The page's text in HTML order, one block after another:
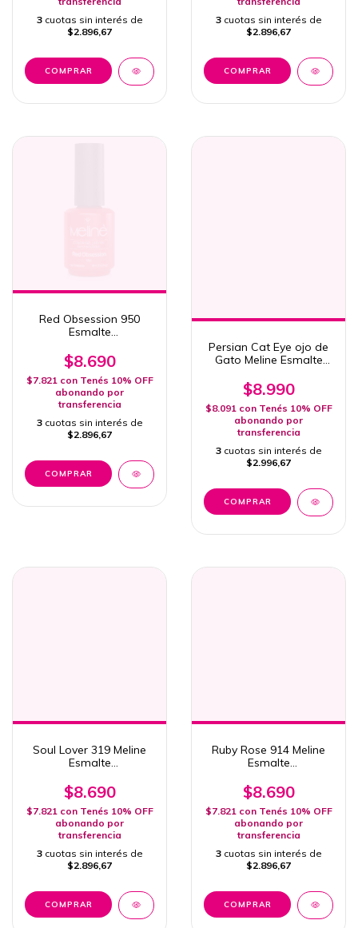
3 cuotas sin interés de
$2.896,67
3 cuotas sin interés de
$2.896,67
Red Obsession 950
Esmalte
15ml
$8.690
$7.821 con Tenés 10% OFF
abonando por
transferencia
3 cuotas sin interés de
$2.896,67
Persian Cat Eye ojo de
Gato Meline Esmalte
Uv/Led
$8.990
$8.091 con Tenés 10% OFF
abonando por
transferencia
3 cuotas sin interés de
$2.996,67
Soul Lover 319 Meline
Esmalte
Uv/Led
$8.690
$7.821 con Tenés 10% OFF
abonando por
transferencia
3 cuotas sin interés de
$2.896,67
Ruby Rose 914 Meline
Esmalte
Uv/Led
$8.690
$7.821 con Tenés 10% OFF
abonando por
transferencia
3 cuotas sin interés de
$2.896,67